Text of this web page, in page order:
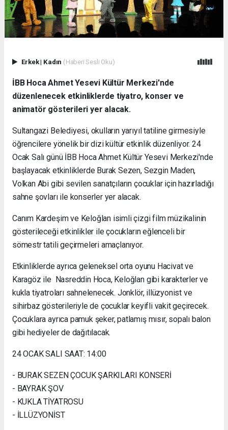
Erkek| Kadın (Haberi Sesli Oku)
İBB Hoca Ahmet Yesevi Kültür Merkezi'nde
düzenlenecek etkinliklerde tiyatro, konser ve
animatör gösterileri yer alacak.
Sultangazi Belediyesi, okulların yarıyıl tatiline girmesiyle
öğrencilere yönelik bir dizi kültür etkinlik düzenliyor. 24
Ocak Salı günü İBB Hoca Ahmet Kültür Yesevi Merkezi'nde
başlayacak etkinliklerde Burak Sezen, Sezgin Maden,
Volkan Abi gibi sevilen sanatçıların çocuklar için hazırladığı
sahne şovları ile konserler yer alacak.
Canım Kardeşim ve Keloğlan isimli çizgi film müzikalinin
gösterileceği etkinlikler ile çocukların eğlenceli bir
sömestr tatili geçirmeleri amaçlanıyor.
Etkinliklerde ayrıca geleneksel orta oyunu Hacivat ve
Karagöz ile Nasreddin Hoca, Keloğlan gibi karakterler ve
kukla tiyatroları sahnelenecek. Jonklör, illüzyonist ve
sihirbaz gösterileriyle de çocuklar keyifli vakit geçirecek.
Çocuklara ayrıca pamuk şeker, patlamış mısır, sopalı balon
gibi hediyeler de dağıtılacak.
24 OCAK SALI SAAT: 14:00
- BURAK SEZEN ÇOCUK ŞARKILARI KONSERİ
- BAYRAK ŞOV
- KUKLA TİYATROSU
- İLLÜZYONİST